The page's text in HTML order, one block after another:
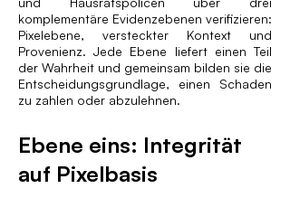
komplementäre Evidenzebenen verifizieren:
Pixelebene, versteckter Kontext und
Provenienz. Jede Ebene liefert einen Teil
der Wahrheit und gemeinsam bilden sie die
Entscheidungsgrundlage, einen Schaden
zu zahlen oder abzulehnen.
Ebene eins: Integrität
auf Pixelbasis